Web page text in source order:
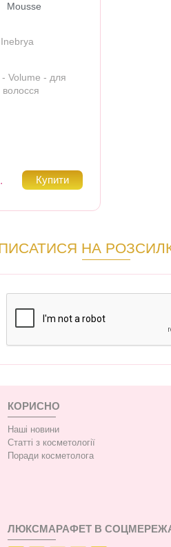
Mousse
Inebrya
Volume - для
волосся
НА
КОРИСНО
Наші новини
Статті з косметології
Поради косметолога
ЛЮКСМАРАФЕТ В